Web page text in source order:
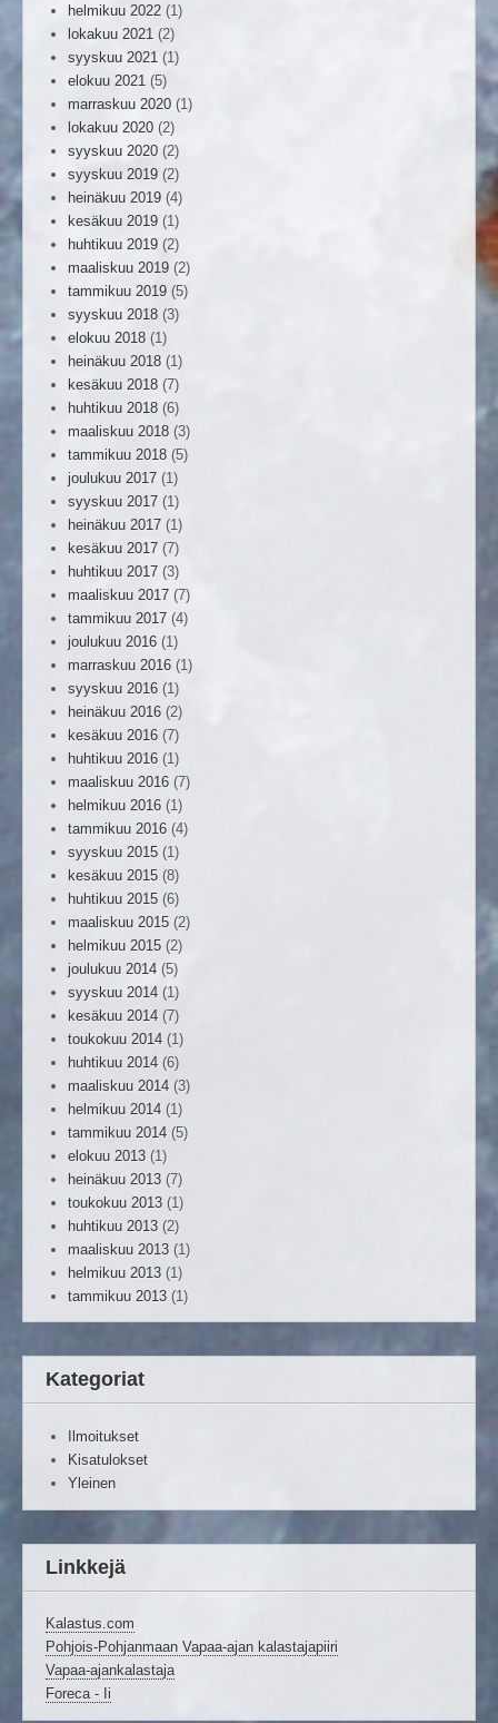
helmikuu 2022 (1)
lokakuu 2021 (2)
syyskuu 2021 (1)
elokuu 2021 (5)
marraskuu 2020 (1)
lokakuu 2020 (2)
syyskuu 2020 (2)
syyskuu 2019 (2)
heinäkuu 2019 (4)
kesäkuu 2019 (1)
huhtikuu 2019 (2)
maaliskuu 2019 (2)
tammikuu 2019 (5)
syyskuu 2018 (3)
elokuu 2018 (1)
heinäkuu 2018 (1)
kesäkuu 2018 (7)
huhtikuu 2018 (6)
maaliskuu 2018 (3)
tammikuu 2018 (5)
joulukuu 2017 (1)
syyskuu 2017 (1)
heinäkuu 2017 (1)
kesäkuu 2017 (7)
huhtikuu 2017 (3)
maaliskuu 2017 (7)
tammikuu 2017 (4)
joulukuu 2016 (1)
marraskuu 2016 (1)
syyskuu 2016 (1)
heinäkuu 2016 (2)
kesäkuu 2016 (7)
huhtikuu 2016 (1)
maaliskuu 2016 (7)
helmikuu 2016 (1)
tammikuu 2016 (4)
syyskuu 2015 (1)
kesäkuu 2015 (8)
huhtikuu 2015 (6)
maaliskuu 2015 (2)
helmikuu 2015 (2)
joulukuu 2014 (5)
syyskuu 2014 (1)
kesäkuu 2014 (7)
toukokuu 2014 (1)
huhtikuu 2014 (6)
maaliskuu 2014 (3)
helmikuu 2014 (1)
tammikuu 2014 (5)
elokuu 2013 (1)
heinäkuu 2013 (7)
toukokuu 2013 (1)
huhtikuu 2013 (2)
maaliskuu 2013 (1)
helmikuu 2013 (1)
tammikuu 2013 (1)
Kategoriat
Ilmoitukset
Kisatulokset
Yleinen
Linkkejä
Kalastus.com
Pohjois-Pohjanmaan Vapaa-ajan kalastajapiiri
Vapaa-ajankalastaja
Foreca - Ii